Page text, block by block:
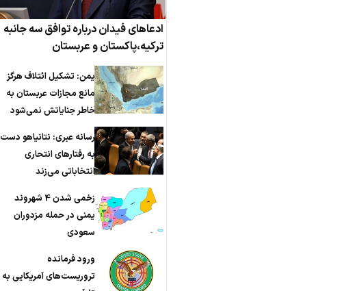
ادعاهای فیدان درباره توافق سه جانبه
ترکیه،پاکستان و عربستان
یمن: تشکیل ائتلاف هرگز
مانع مجازات عربستان به
خاطر جنایاتش نمی‌شود
رسانه عبری: نتانیاهو دست
به رفتارهای انتحاری
انتخاباتی می‌زند
زخمی شدن 4 شهروند
یمنی در حمله مزدوران
سعودی
ورود فرمانده
تروریست‌های آمریکایی به